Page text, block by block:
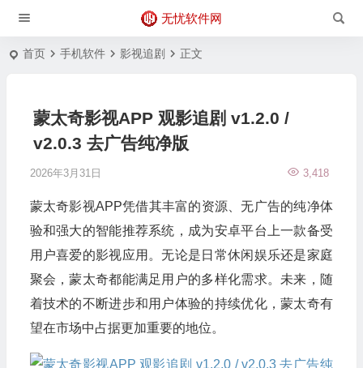
无忧软件网
首页 手机软件 影视追剧 正文
蒙太奇影视APP 观影追剧 v1.2.0 /
v2.0.3 去广告纯净版
2026年3月31日 3,418
蒙太奇影视APP凭借其丰富的资源、无广告的纯净体
验和强大的智能推荐系统，成为安卓平台上一款备受
用户喜爱的影视应用。无论是日常休闲娱乐还是家庭
聚会，蒙太奇都能满足用户的多样化需求。未来，随
着技术的不断进步和用户体验的持续优化，蒙太奇有
望在市场中占据更加重要的地位。